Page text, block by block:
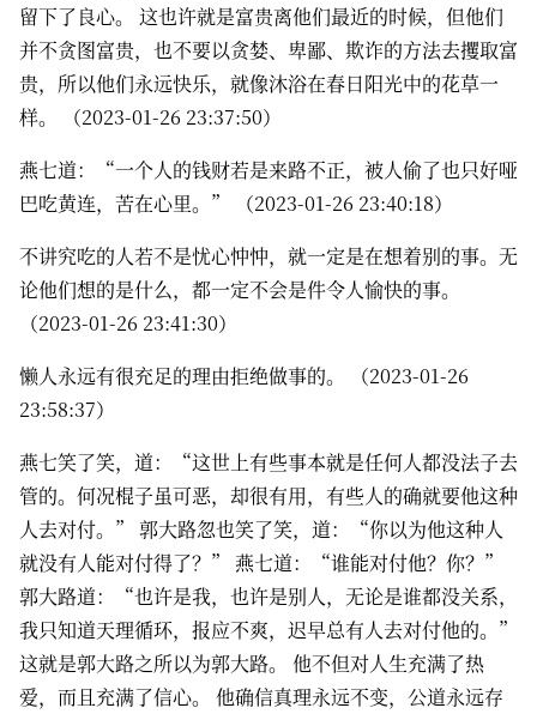
留下了良心。 这也许就是富贵离他们最近的时候，但他们
并不贪图富贵，也不要以贪婪、卑鄙、欺诈的方法去攫取富
贵，所以他们永远快乐，就像沐浴在春日阳光中的花草一
样。 （2023-01-26 23:37:50）
燕七道：“一个人的钱财若是来路不正，被人偷了也只好哑
巴吃黄连，苦在心里。” （2023-01-26 23:40:18）
不讲究吃的人若不是忧心忡忡，就一定是在想着别的事。无
论他们想的是什么，都一定不会是件令人愉快的事。
（2023-01-26 23:41:30）
懒人永远有很充足的理由拒绝做事的。 （2023-01-26
23:58:37）
燕七笑了笑，道：“这世上有些事本就是任何人都没法子去
管的。何况棍子虽可恶，却很有用，有些人的确就要他这种
人去对付。” 郭大路忽也笑了笑，道：“你以为他这种人
就没有人能对付得了？” 燕七道：“谁能对付他？你？”
郭大路道：“也许是我，也许是别人，无论是谁都没关系，
我只知道天理循环，报应不爽，迟早总有人去对付他的。”
这就是郭大路之所以为郭大路。 他不但对人生充满了热
爱，而且充满了信心。 他确信真理永远不变，公道永远存